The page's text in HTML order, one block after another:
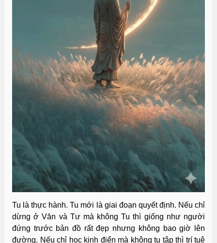
Tu là thực hành. Tu mới là giai đoạn quyết định. Nếu chỉ
dừng ở Văn và Tư mà không Tu thì giống như người
đứng trước bản đồ rất đẹp nhưng không bao giờ lên
đường. Nếu chỉ học kinh điển mà không tu tập thì trí tuệ